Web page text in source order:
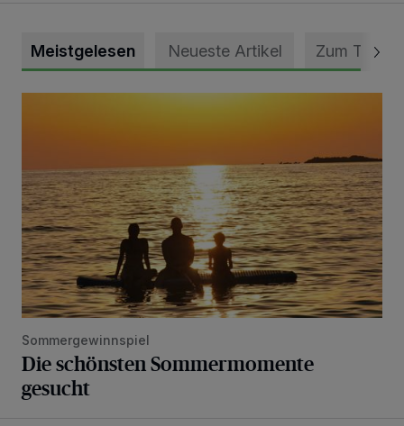
Meistgelesen Neueste Artikel Zum Thema
Die schönsten Sommermomente gesucht
Sommergewinnspiel
Die schönsten Sommermomente
gesucht